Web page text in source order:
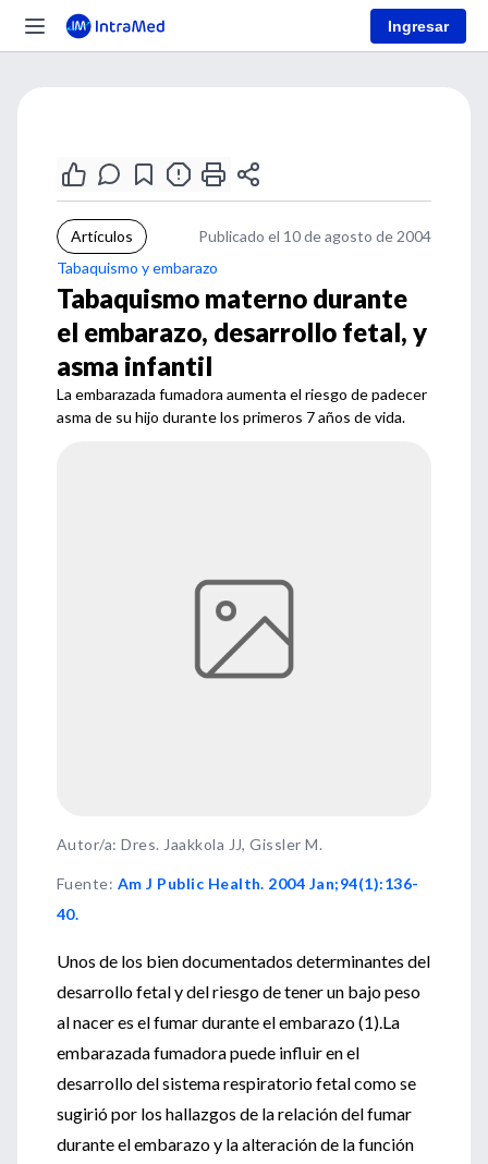
Ingresar
Artículos
Publicado el 10 de agosto de 2004
Tabaquismo y embarazo
Tabaquismo materno durante
el embarazo, desarrollo fetal, y
asma infantil
La embarazada fumadora aumenta el riesgo de padecer
asma de su hijo durante los primeros 7 años de vida.
Autor/a: Dres. Jaakkola JJ, Gissler M.
Fuente: Am J Public Health. 2004 Jan;94(1):136-
40.
Unos de los bien documentados determinantes del
desarrollo fetal y del riesgo de tener un bajo peso
al nacer es el fumar durante el embarazo (1).La
embarazada fumadora puede influir en el
desarrollo del sistema respiratorio fetal como se
sugirió por los hallazgos de la relación del fumar
durante el embarazo y la alteración de la función